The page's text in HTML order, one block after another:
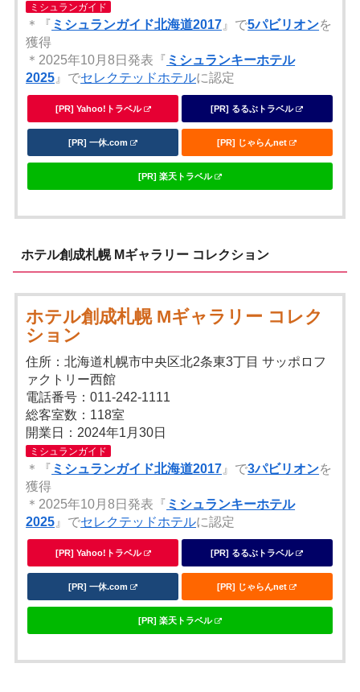
ミシュランガイド
＊『 ミシュランガイド北海道2017』で5パビリオンを
獲得
＊2025年10月8日発表『 ミシュランキーホテル
2025』でセレクテッドホテルに認定
[PR] Yahoo!トラベル [PR] るるぶトラベル
[PR] 一休.com [PR] じゃらんnet
[PR] 楽天トラベル
ホテル創成札幌 Mギャラリー コレクション
ホテル創成札幌 Mギャラリー コレク
ション
住所：北海道札幌市中央区北2条東3丁目 サッポロフ
ァクトリー西館
電話番号：011-242-1111
総客室数：118室
開業日：2024年1月30日
ミシュランガイド
＊『 ミシュランガイド北海道2017 』で3パビリオンを
獲得
＊2025年10月8日発表『 ミシュランキーホテル
2025 』でセレクテッドホテルに認定
[PR] Yahoo!トラベル [PR] るるぶトラベル
[PR] 一休.com [PR] じゃらんnet
[PR] 楽天トラベル